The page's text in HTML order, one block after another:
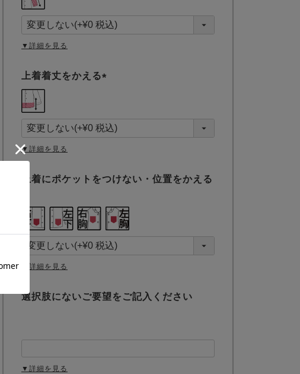
須
)
▼詳細を見る
上着着丈をかえる
須
)
▼詳細を見る
上着にポケットをつけない・位置をかえる
必
須
▼詳細を見る
選択肢にないご要望をご記入ください
▼詳細を見る